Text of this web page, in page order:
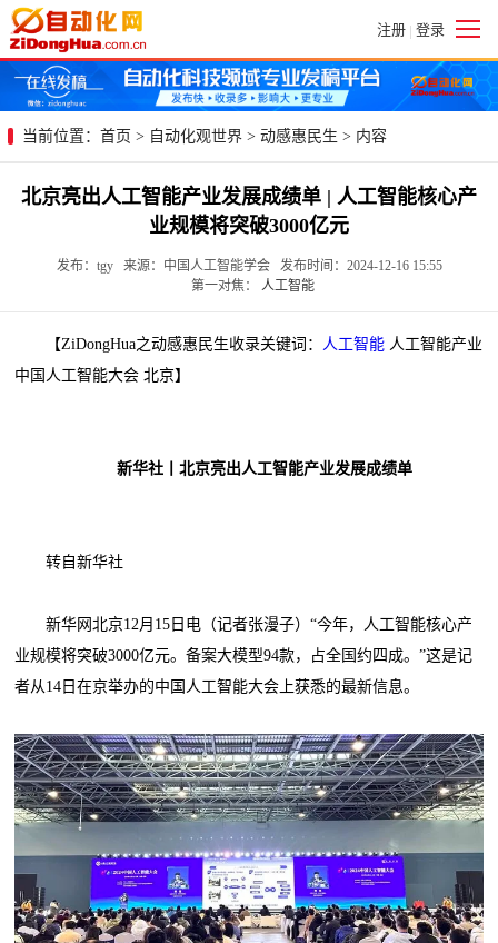
注册 | 登录
当前位置： 首页 > 自动化观世界 > 动感惠民生 > 内容
北京亮出人工智能产业发展成绩单 | 人工智能核心产
业规模将突破3000亿元
发布：tgy 来源：中国人工智能学会 发布时间：2024-12-16 15:55
第一对焦：
人工智能
【ZiDongHua之动感惠民生收录关键词： 人工智能 人工智能产业
中国人工智能大会 北京】
新华社丨北京亮出人工智能产业发展成绩单
转自新华社
新华网北京12月15日电（记者张漫子）“今年，人工智能核心产
业规模将突破3000亿元。备案大模型94款，占全国约四成。”这是记
者从14日在京举办的中国人工智能大会上获悉的最新信息。